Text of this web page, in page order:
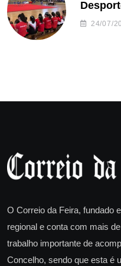
24/07/
O Correio da Feira, fundado
regional e conta com mais
trabalho importante de
Concelho, sendo que esta é